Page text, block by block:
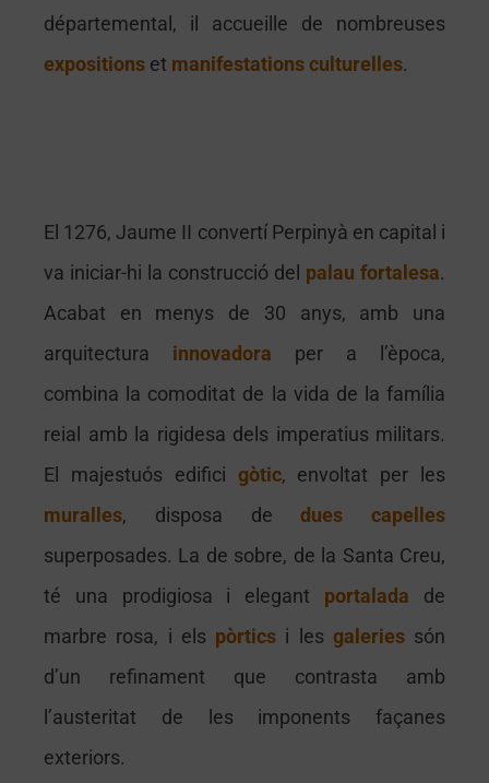
départemental, il accueille de nombreuses
expositions et manifestationsculturelles.
E l 1276, Jaume II convertí Perpinyà en capital i
va iniciar-hi la construcció del palau fortalesa.
Acabat en menys de 30 anys, amb una
arquitectura innovadora per a l’època,
combina la comoditat de la vida de la família
reial amb la rigidesa dels imperatius militars.
El majestuós edifici gòtic, envoltat per les
muralles, disposa dedues
capelles
superposades. La de sobre, de la Santa Creu,
té una prodigiosa i elegant portalada de
marbre rosa, i els pòrtics i les galeriessón
d’un refinament que contrasta amb
l’austeritat de les imponents façanes
exteriors.